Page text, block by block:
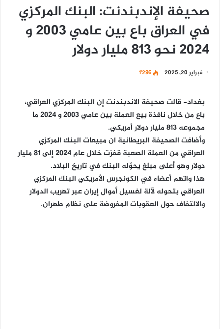
صحيفة الإندبندنت: البنك المركزي
في العراق باع بين عامي 2003 و
2024 نحو 813 مليار دولار
فبراير 20, 2025 1٬296
بغداد-قالت صحيفة الاندبندنت إن البنك المركزي العراقي،
باع من خلال نافذة بيع العملة بين عامي 2003 و 2024 ما
مجموعه 813 مليار دولار أمريكي.
وأضافت الصحيفة البريطانية ان مبيعات البنك المركزي
العراقي من العملة الصعبة قفزت خلال عام 2024 إلى 81 مليار
دولار وهو أعلى مبلغ يحوّله البنك في تاريخ البلاد.
هذا واتهم أعضاء في الكونجرس الأمريكي البنك المركزي
العراقي بتحوله لآلة لغسيل أموال إيران عبر تهريب الدولار
والالتفاف حول العقوبات المفروضة على نظام طهران.